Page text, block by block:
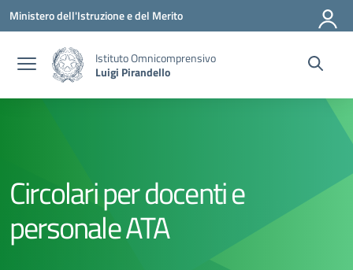
Vai ai contenuti
Vai al menu di navigazione
Vai al footer
Ministero dell'Istruzione e del Merito
Istituto Omnicomprensivo
Luigi Pirandello
Circolari per docenti e
personale ATA